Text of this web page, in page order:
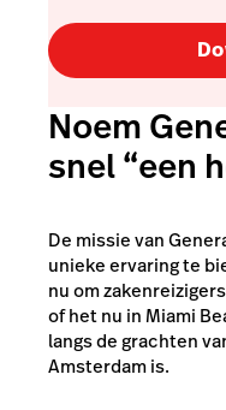
Noem
snel “een
De missie van
unieke ervaring te
nu om
of het nu in Miami
langs de grachten
Amsterdam is.